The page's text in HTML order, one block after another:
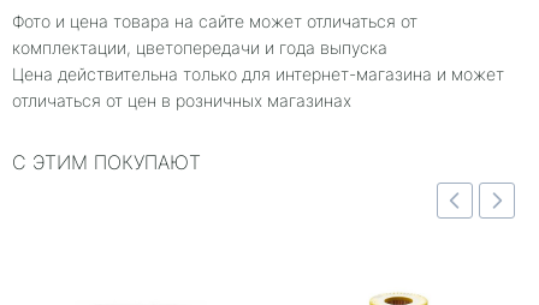
Фото и цена товара на сайте может отличаться от
комплектации, цветопередачи и года выпуска
Цена действительна только для интернет-магазина и может
отличаться от цен в розничных магазинах
С ЭТИМ ПОКУПАЮТ
Быстрый просмотр